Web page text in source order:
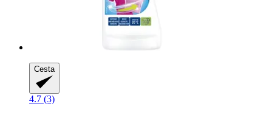
Cesta
4.7 (3)